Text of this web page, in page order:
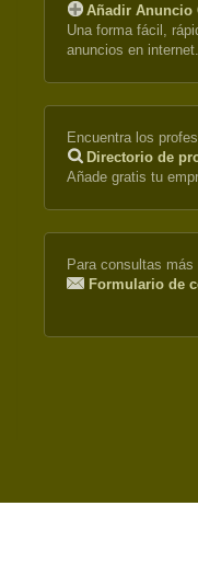
Añadir Anuncio
Una forma fácil,
anuncios en internet.
Encuentra los
Directorio de
Añade gratis tu
Para consultas
Formulario de